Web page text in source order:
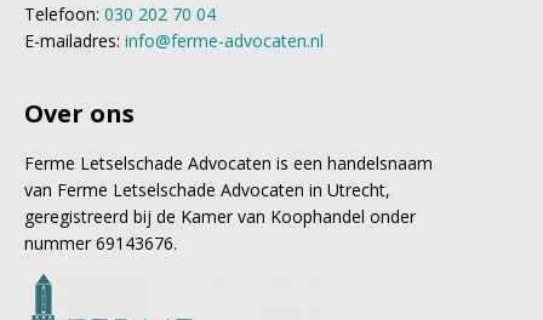
Telefoon: 030 202 70 04
E-mailadres: info@ferme-advocaten.nl
Over ons
Ferme Letselschade Advocaten is een handelsnaam
van Ferme Letselschade Advocaten in Utrecht,
geregistreerd bij de Kamer van Koophandel onder
nummer 69143676.